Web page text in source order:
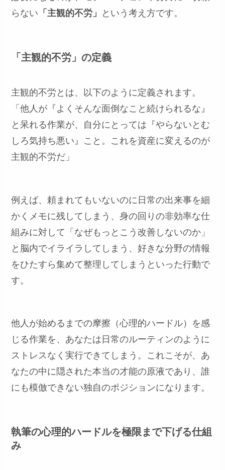
らない 「主観的不労」 という考え方です。
「主観的不労」の定義
主観的不労とは、以下のように定義されます。
「他人が『よくそんな面倒なこと続けられるな』
と呆れる作業が、自分にとっては『やらないとむ
しろ気持ち悪い』こと。これを資産に変えるのが
主観的不労だ」
例えば、頼まれてもいないのに日常の出来事を細
かくメモに残してしまう、身の回りの非効率な仕
組みに対して「なぜもっとこう改善しないのか」
と脳内でイライラしてしまう、好きな分野の情報
をひたすら集めて整理してしまうといった行動で
す。
他人が始めるまでの摩擦（心理的ハードル）を感
じる作業を、あなたは日常のルーティンのように
ストレスなく実行できてしまう。これこそが、あ
なたの中に隠された本当の才能の原液であり、誰
にも模倣できない独自のポジションになります。
執筆の心理的ハードルを極限まで下げる仕組
み